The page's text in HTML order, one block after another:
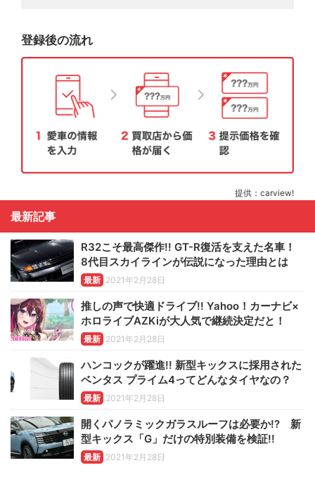
登録後の流れ
提供：carview!
最新記事
R32こそ最高傑作!! GT-R復活を支えた名車！
8代目スカイラインが伝説になった理由とは
最新 2021年2月28日
推しの声で快適ドライブ!! Yahoo！カーナビ×
ホロライブAZKiが大人気で継続決定だと！
最新 2021年2月28日
ハンコックが躍進!! 新型キックスに採用された
ベンタス プライム4ってどんなタイヤなの？
最新 2021年2月28日
開くパノラミックガラスルーフは必要か!? 新
型キックス「G」だけの特別装備を検証!!
最新 2021年2月28日